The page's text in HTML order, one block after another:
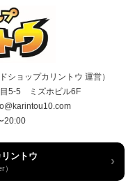
ショップカリントウ 運営）
目5-5 ミズホビル6F
20:00
ントウ ›